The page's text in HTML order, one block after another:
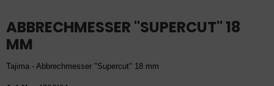
ABBRECHMESSER "SUPERCUT" 18
MM
Tajima - Abbrechmesser "Supercut" 18 mm